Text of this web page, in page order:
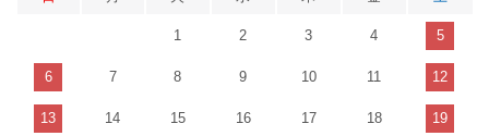
1 2 3 4 5
6 7 8 9 10 11 12
13 14 15 16 17 18 19